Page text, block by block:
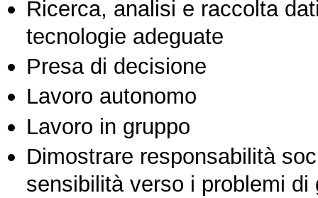
Ricerca, analisi e raccolta
tecnologie adeguate
Presa di decisione
Lavoro autonomo
Lavoro in gruppo
Dimostrare responsabilità
sensibilità verso i problemi di